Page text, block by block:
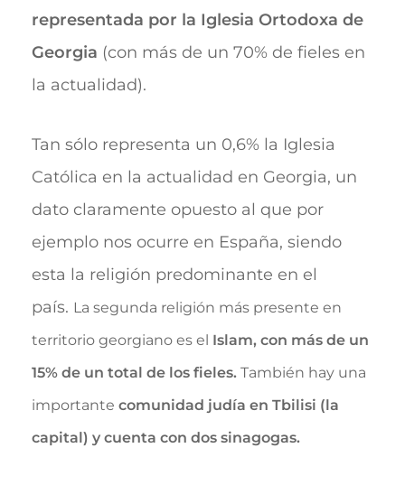
representada por la Iglesia Ortodoxa de
Georgia (con más de un 70% de fieles en
la actualidad).
Tan sólo representa un 0,6% la Iglesia
Católica en la actualidad en Georgia, un
dato claramente opuesto al que por
ejemplo nos ocurre en España, siendo
esta la religión predominante en el
país. La segunda religión más presente en
territorio georgiano es el Islam, con más de un
15% de un total de los fieles. También hay una
importante comunidad judía en Tbilisi (la
capital) y cuenta con dos sinagogas.